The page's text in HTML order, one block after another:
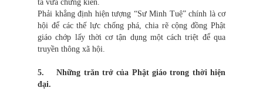
ta vừa chứng kiến.
Phải khẳng định hiện tượng “Sư Minh Tuệ” chính là cơ
hội để các thế lực chống phá, chia rẽ cộng đồng Phật
giáo chớp lấy thời cơ tận dụng một cách triệt để qua
truyền thông xã hội.
5. Những trăn trở của Phật giáo trong thời hiện
đại.